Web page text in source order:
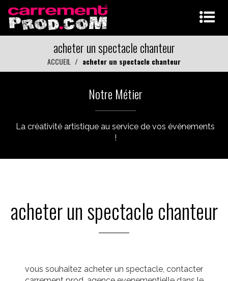
acheter un spectacle chanteur
ACCUEIL acheter un spectacle chanteur
Notre Métier
La créativité artistique au service de vos événements
!
acheter un spectacle chanteur
vous souhaitez acheter un spectacle, contacter